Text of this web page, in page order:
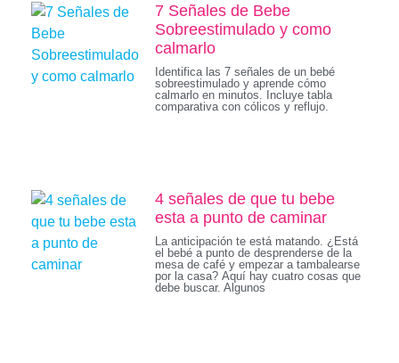
7 Señales de Bebe
Sobreestimulado y como
calmarlo
Identifica las 7 señales de un bebé
sobreestimulado y aprende cómo
calmarlo en minutos. Incluye tabla
comparativa con cólicos y reflujo.
4 señales de que tu bebe
esta a punto de caminar
La anticipación te está matando. ¿Está
el bebé a punto de desprenderse de la
mesa de café y empezar a tambalearse
por la casa? Aquí hay cuatro cosas que
debe buscar. Algunos